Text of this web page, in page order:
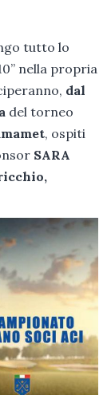
tutto lo
nella propria
dal
del torneo
, ospiti
SARA